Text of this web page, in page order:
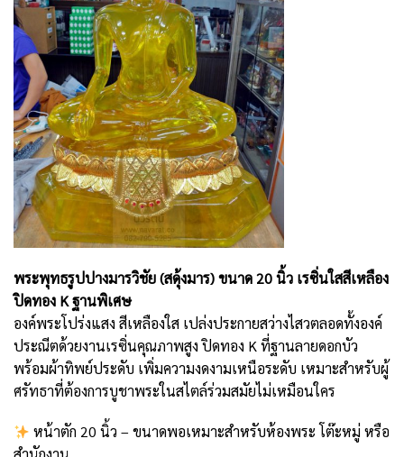
พระพุทธรูปปางมารวิชัย (สดุ้งมาร) ขนาด 20 นิ้ว เรซิ่นใสสีเหลือง
ปิดทอง K ฐานพิเศษ
องค์พระโปร่งแสง สีเหลืองใส เปล่งประกายสว่างไสวตลอดทั้งองค์
ประณีตด้วยงานเรซิ่นคุณภาพสูง ปิดทอง K ที่ฐานลายดอกบัว
พร้อมผ้าทิพย์ประดับ เพิ่มความงดงามเหนือระดับ เหมาะสำหรับผู้
ศรัทธาที่ต้องการบูชาพระในสไตล์ร่วมสมัยไม่เหมือนใคร
หน้าตัก 20 นิ้ว – ขนาดพอเหมาะสำหรับห้องพระ โต๊ะหมู่ หรือ